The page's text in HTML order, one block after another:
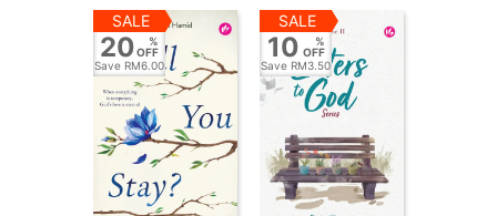
SALE
20
%
OFF
Save RM6.00
SALE
10
%
OFF
Save RM3.50